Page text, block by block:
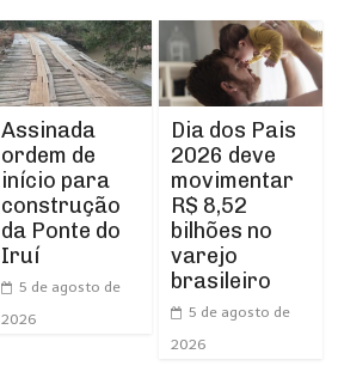
Assinada
ordem de
início para
construção
da Ponte do
Iruí
5 de agosto de
2026
Dia dos Pais
2026 deve
movimentar
R$ 8,52
bilhões no
varejo
brasileiro
5 de agosto de
2026